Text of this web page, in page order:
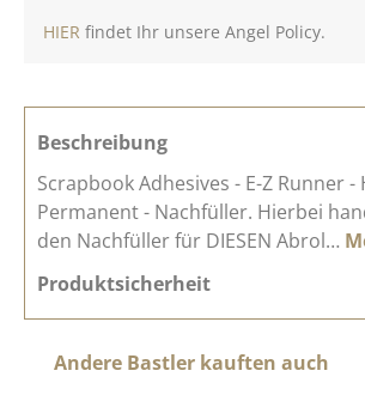
HIER findet Ihr unsere Angel Policy.
Beschreibung
Scrapbook Adhesives - E-Z Runner -
Permanent - Nachfüller. Hierbei
den Nachfüller für DIESEN Abrol…
Produktsicherheit
Produktgalerie überspringen
Andere Bastler kauften auch